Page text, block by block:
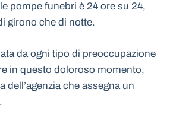
pompe funebri è 24 ore su 24,
girono che di notte.
da ogni tipo di preoccupazione
in questo doloroso momento,
dell’agenzia che assegna un